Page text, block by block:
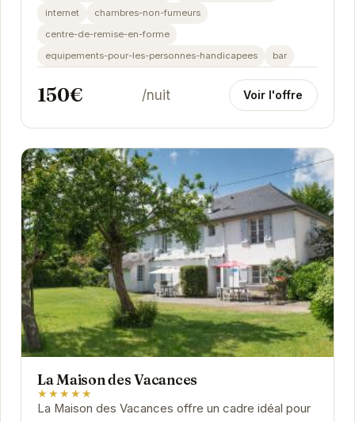
internet
chambres-non-fumeurs
centre-de-remise-en-forme
equipements-pour-les-personnes-handicapees
bar
150€ /nuit Voir l'offre
La Maison des Vacances
★★★★★
La Maison des Vacances offre un cadre idéal pour